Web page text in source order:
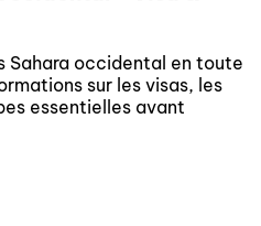
Sahara occidental en toute
sur les visas, les
essentielles avant